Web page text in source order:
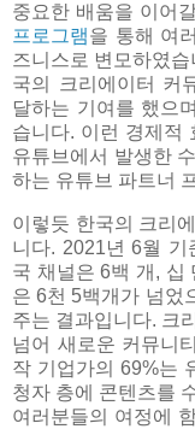
중요한 배움을 이어
프로그램을 통해 여
즈니스로 변모하였
국의 크리에이터 커
달하는 기여를 했으
습니다. 이런 경제적
유튜브에서 발생한
하는 유튜브 파트너
이렇듯 한국의 크리
니다. 2021년 6월
국 채널은 6백 개, 십
은 6천 5백개가 넘었
주는 결과입니다. 크
넘어 새로운 커뮤니
작 기업가의 69%는
청자 층에 콘텐츠를
여러분들의 여정에